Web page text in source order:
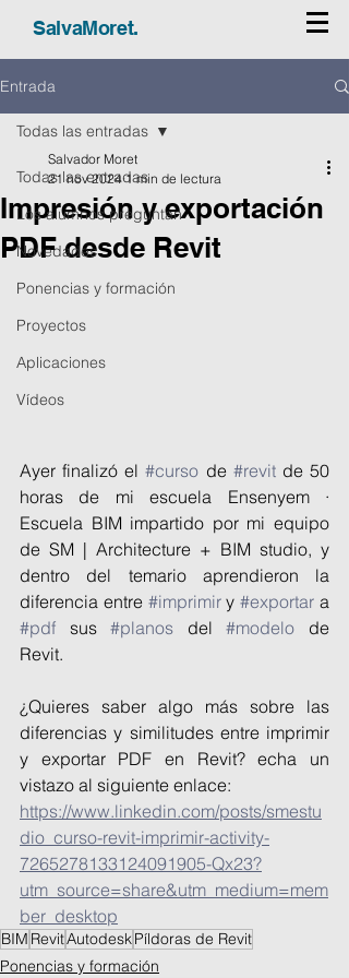
SalvaMoret.
Entrada
Todas las entradas
Los alumnos preguntan
Novedades
Ponencias y formación
Proyectos
Aplicaciones
Vídeos
Todas las entradas
Impresión y exportación
PDF desde Revit
Salvador Moret
21 nov 2024 1 min de lectura
Ayer finalizó el #curso de #revit de 50
horas de mi escuela Ensenyem ·
Escuela BIM impartido por mi equipo
de SM | Architecture + BIM studio, y
dentro del temario aprendieron la
diferencia entre #imprimir y #exportar
#pdf sus #planos del #modelo de
Revit.
¿Quieres saber algo más sobre las
diferencias y similitudes entre imprimir
y exportar PDF en Revit? echa un
vistazo al siguiente enlace:
https://www.linkedin.com/posts/smestu
dio_curso-revit-imprimir-activity-
7265278133124091905-Qx23?
utm_source=share&utm_medium=mem
ber_desktop
BIM RevitAutodeskPíldoras de Revit
Ponencias y formación